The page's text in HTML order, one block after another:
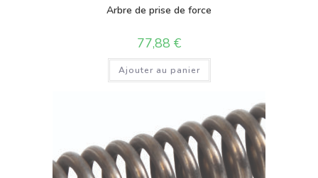
Arbre de prise de force
77,88 €
Ajouter au panier